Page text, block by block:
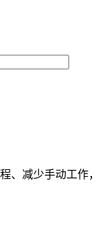
、减少手动工作，